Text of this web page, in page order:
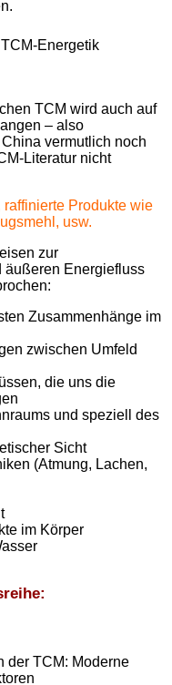
TCM wird auch auf
– also
vermutlich noch
Literatur nicht
Produkte wie
usw.
zur
äußeren Energiefluss
Zusammenhänge im
zwischen Umfeld
die uns die
und speziell des
Sicht
(Atmung, Lachen,
im Körper